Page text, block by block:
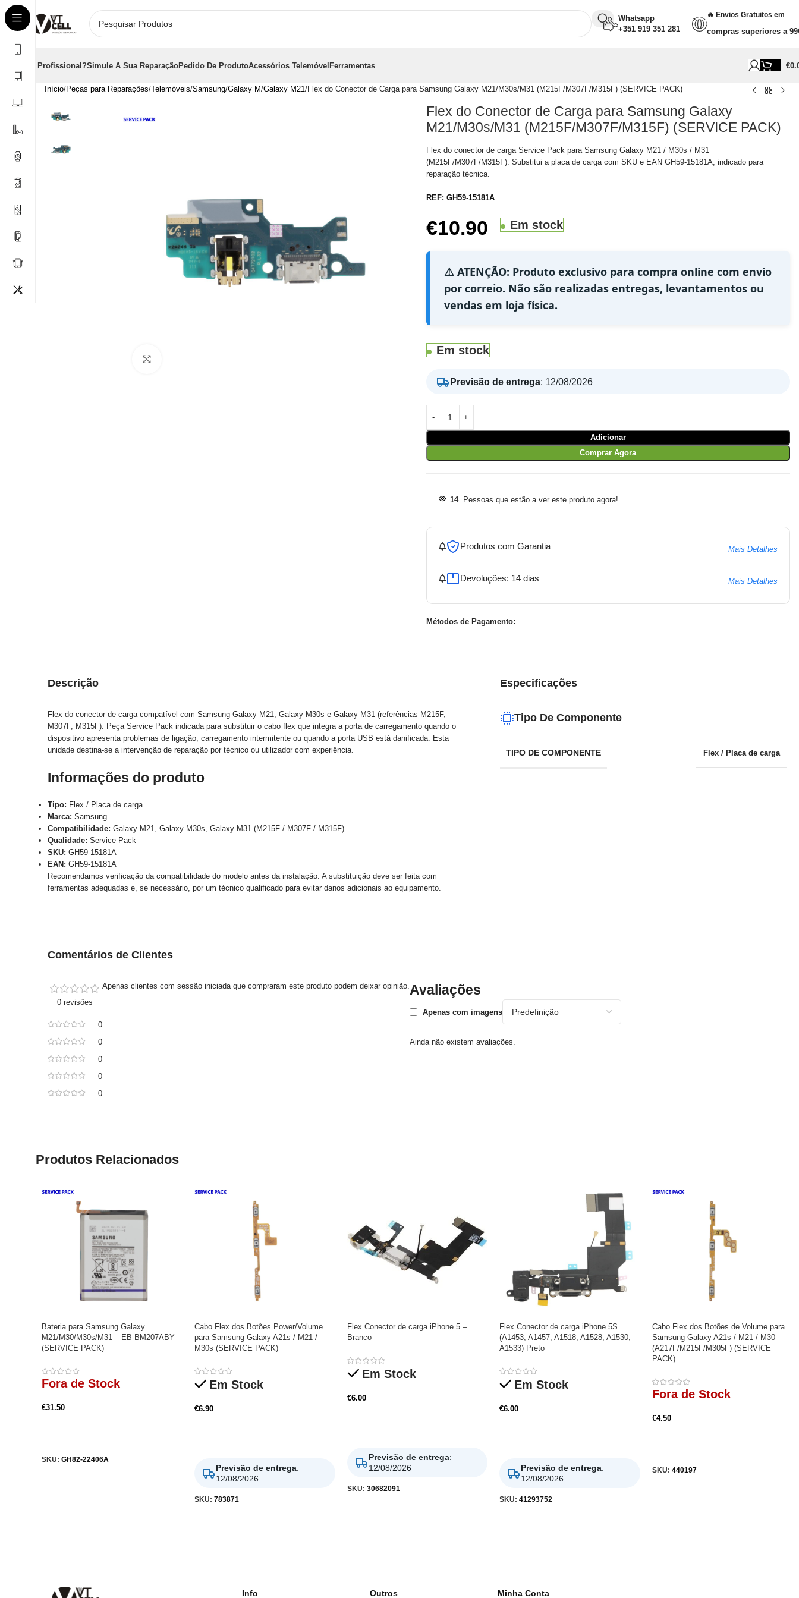
Whatsapp
+351 919 351 281
🔥 Envios Gratuitos em
compras superiores a
É Profissional?Simule A Sua ReparaçãoPedido De ProdutoAcessórios TelemóvelFerramentas €
Início Peças para Reparações Telemóveis Samsung Galaxy M Galaxy M21 Flex do Conector de Carga para Samsung Galaxy M21/M30s/M31 (M215F/M307F/M315F) (SERVICE PACK)
Flex do Conector de Carga para Samsung Galaxy
M21/M30s/M31 (M215F/M307F/M315F) (SERVICE PACK)
Flex do conector de carga Service Pack para Samsung Galaxy M21 / M30s / M31
(M215F/M307F/M315F). Substitui a placa de carga com SKU e EAN GH59-15181A; indicado para
reparação técnica.
REF: GH59-15181A
€10.90 Em stock
⚠️ ATENÇÃO: Produto exclusivo para compra online com envio
por correio. Não são realizadas entregas, levantamentos ou
vendas em loja física.
Em stock
Previsão de entrega: 12/08/2026
Adicionar
Comprar Agora
14 Pessoas que estão a ver este produto agora!
Produtos com Garantia Mais Detalhes
Devoluções: 14 dias Mais Detalhes
Métodos de Pagamento:
Descrição
Flex do conector de carga compatível com Samsung Galaxy M21, Galaxy M30s e Galaxy M31 (referências M215F,
M307F, M315F). Peça Service Pack indicada para substituir o cabo flex que integra a porta de carregamento quando o
dispositivo apresenta problemas de ligação, carregamento intermitente ou quando a porta USB está danificada. Esta
unidade destina-se a intervenção de reparação por técnico ou utilizador com experiência.
Informações do produto
Tipo: Flex / Placa de carga
Marca: Samsung
Compatibilidade: Galaxy M21, Galaxy M30s, Galaxy M31 (M215F / M307F / M315F)
Qualidade: Service Pack
SKU: GH59-15181A
EAN: GH59-15181A
Recomendamos verificação da compatibilidade do modelo antes da instalação. A substituição deve ser feita com
ferramentas adequadas e, se necessário, por um técnico qualificado para evitar danos adicionais ao equipamento.
Especificações
Tipo De Componente
TIPO DE COMPONENTE Flex / Placa de carga
Comentários de Clientes
0 revisões
0
0
0
0
0
Avaliações
Apenas com imagens
Ainda não existem avaliações.
Apenas clientes com sessão iniciada que compraram este produto podem deixar opinião.
Produtos Relacionados
Bateria para Samsung Galaxy
M21/M30/M30s/M31 – EB-BM207ABY
(SERVICE PACK)
Fora de Stock
€31.50
SKU: GH82-22406A
Cabo Flex dos Botões Power/Volume
para Samsung Galaxy A21s / M21 /
M30s (SERVICE PACK)
Em Stock
€6.90
Previsão de entrega:
12/08/2026
SKU: 783871
Flex Conector de carga iPhone 5 –
Branco
Em Stock
€6.00
Previsão de entrega:
12/08/2026
SKU: 30682091
Flex Conector de carga iPhone 5S
(A1453, A1457, A1518, A1528, A1530,
A1533) Preto
Em Stock
€6.00
Previsão de entrega:
12/08/2026
SKU:41293752
Cabo Flex dos Botões de Volume para
Samsung Galaxy A21s / M21 / M30
(A217F/M215F/M305F) (SERVICE
PACK)
Fora de Stock
€4.50
SKU:440197
Info Outros Minha Conta